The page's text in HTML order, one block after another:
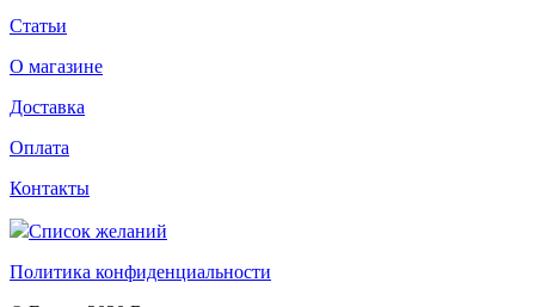
Статьи
О магазине
Доставка
Оплата
Контакты
Список желаний
Политика конфиденциальности